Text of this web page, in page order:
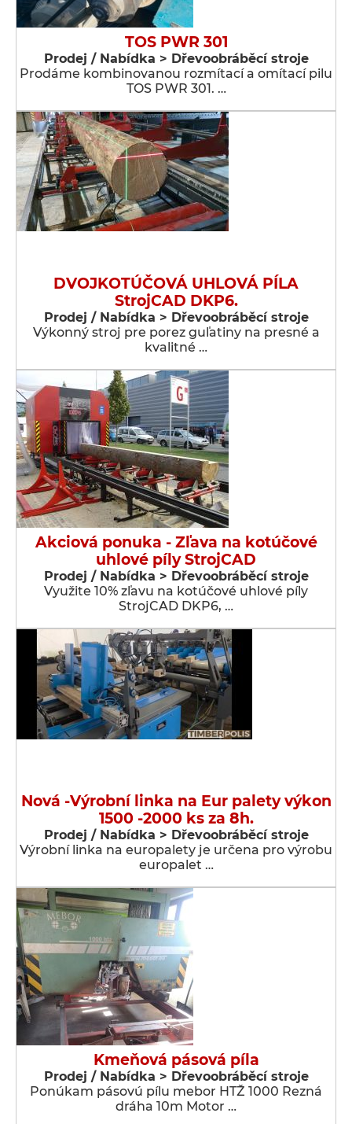
TOS PWR 301
Prodej / Nabídka > Dřevoobráběcí stroje
Prodáme kombinovanou rozmítací a omítací pilu
TOS PWR 301. …
DVOJKOTÚČOVÁ UHLOVÁ PÍLA
StrojCAD DKP6.
Prodej / Nabídka > Dřevoobráběcí stroje
Výkonný stroj pre porez guľatiny na presné a
kvalitné …
Akciová ponuka - Zľava na kotúčové
uhlové píly StrojCAD
Prodej / Nabídka > Dřevoobráběcí stroje
Využite 10% zľavu na kotúčové uhlové píly
StrojCAD DKP6, …
Nová -Výrobní linka na Eur palety výkon
1500 -2000 ks za 8h.
Prodej / Nabídka > Dřevoobráběcí stroje
Výrobní linka na europalety je určena pro výrobu
europalet …
Kmeňová pásová píla
Prodej / Nabídka > Dřevoobráběcí stroje
Ponúkam pásovú pílu mebor HTŽ 1000 Rezná
dráha 10m Motor …